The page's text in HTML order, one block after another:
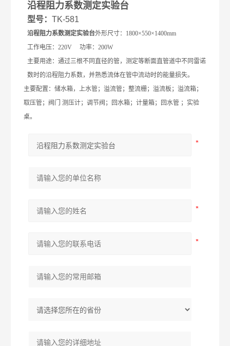
沿程阻力系数测定实验台
型号：TK-581
沿程阻力系数测定实验台外形尺寸：1800×550×1400mm
工作电压：220V 功率：200W
主要用途：通过三根不同直径的管，测定等断面直管道中不同雷诺
数时的沿程阻力系数，并熟悉流体在管中流动时的能量损失。
主要配置：储水箱，上水管；溢流管；整流栅；溢流板；溢流箱；
取压管；阀门 测压计；调节阀；回水箱；计量箱；回水管 ；实验
桌。